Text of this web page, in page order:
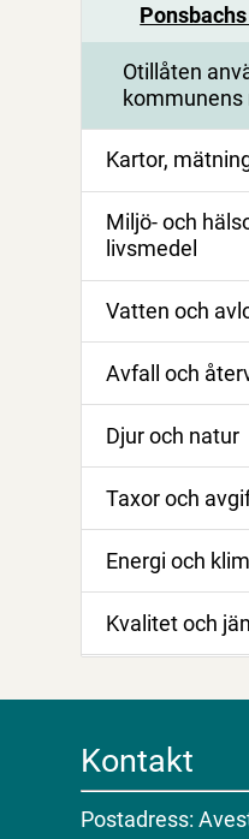
Otillåten
kommunens
Kartor,
Miljö- och
livsmedel
Vatten och
Avfall och
Djur och natur
Taxor och
Energi och
Kvalitet och
Kontakt
Postadress: